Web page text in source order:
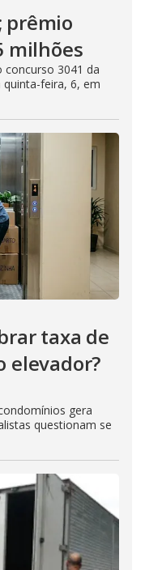
prêmio
milhões
concurso 3041 da
quinta-feira, 6, em
taxa de
elevador?
gera
questionam se